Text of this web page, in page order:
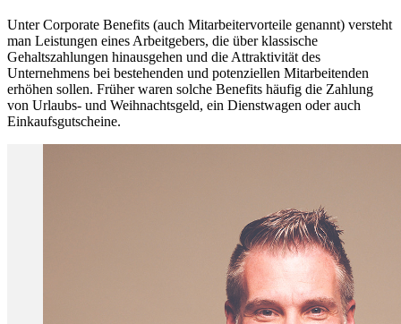
Unter Corporate Benefits (auch Mitarbeitervorteile genannt) versteht
man Leistungen eines Arbeitgebers, die über klassische
Gehaltszahlungen hinausgehen und die Attraktivität des
Unternehmens bei bestehenden und potenziellen Mitarbeitenden
erhöhen sollen. Früher waren solche Benefits häufig die Zahlung
von Urlaubs- und Weihnachtsgeld, ein Dienstwagen oder auch
Einkaufsgutscheine.